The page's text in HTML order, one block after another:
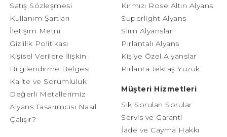
Satış Sözleşmesi
Kullanım Şartları
İletişim Metni
Gizlilik Politikası
Kişisel Verilere İlişkin
Bilgilendirme Belgesi
Kalite ve Sorumluluk
Değerli Metallerimiz
Alyans Tasarımcısı Nasıl
Çalışır?
Kırmızı Rose Altın Alyans
Superlight Alyans
Slim Alyanslar
Pırlantalı Alyans
Kişiye Özel Alyanslar
Pırlanta Tektaş Yüzük
Müşteri Hizmetleri
Sık Sorulan Sorular
Servis ve Garanti
İade ve Cayma Hakkı